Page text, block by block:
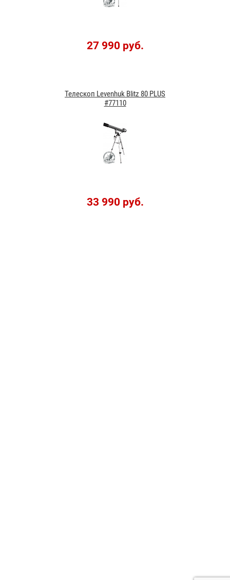
27 990 руб.
Телескоп Levenhuk Blitz 80 PLUS
#77110
33 990 руб.